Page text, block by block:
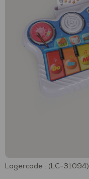
Lagercode (LC-31094)